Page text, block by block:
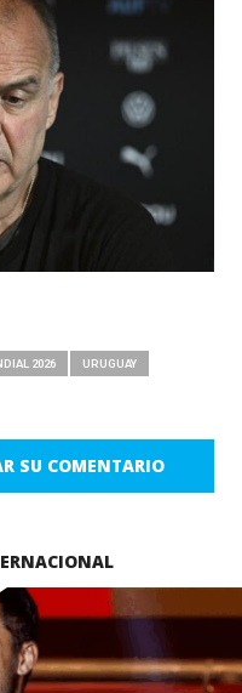
2026 URUGUAY
SU COMENTARIO